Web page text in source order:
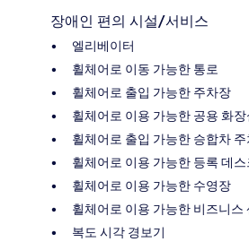
장애인 편의 시설/서비스
엘리베이터
휠체어로 이동 가능한 통로
휠체어로 출입 가능한 주차장
휠체어로 이용 가능한 공용 화장
휠체어로 출입 가능한 승합차
휠체어로 이용 가능한 등록 데스
휠체어로 이용 가능한 수영장
휠체어로 이용 가능한 비즈니스
복도 시각 경보기